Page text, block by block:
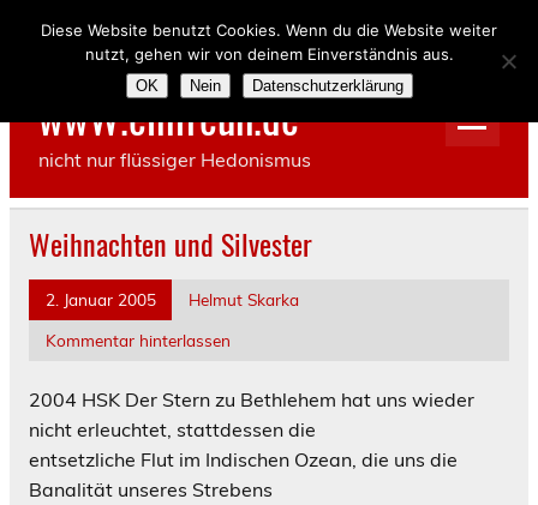
wwW.einfreun.de
nicht nur flüssiger Hedonismus
Weihnachten und Silvester
2. Januar 2005
Helmut Skarka
Kommentar hinterlassen
2004 HSK Der Stern zu Bethlehem hat uns wieder
nicht erleuchtet, stattdessen die
entsetzliche Flut im Indischen Ozean, die uns die
Banalität unseres Strebens
Diese Website benutzt Cookies. Wenn du die Website weiter
nutzt, gehen wir von deinem Einverständnis aus.
OK Nein Datenschutzerklärung